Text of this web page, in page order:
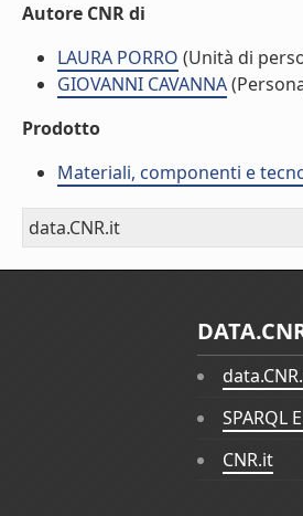
Autore CNR di
LAURA PORRO (Unità di
GIOVANNI CAVANNA
Prodotto
Materiali, componenti e
data.CNR.it
SPARQL
CNR.it